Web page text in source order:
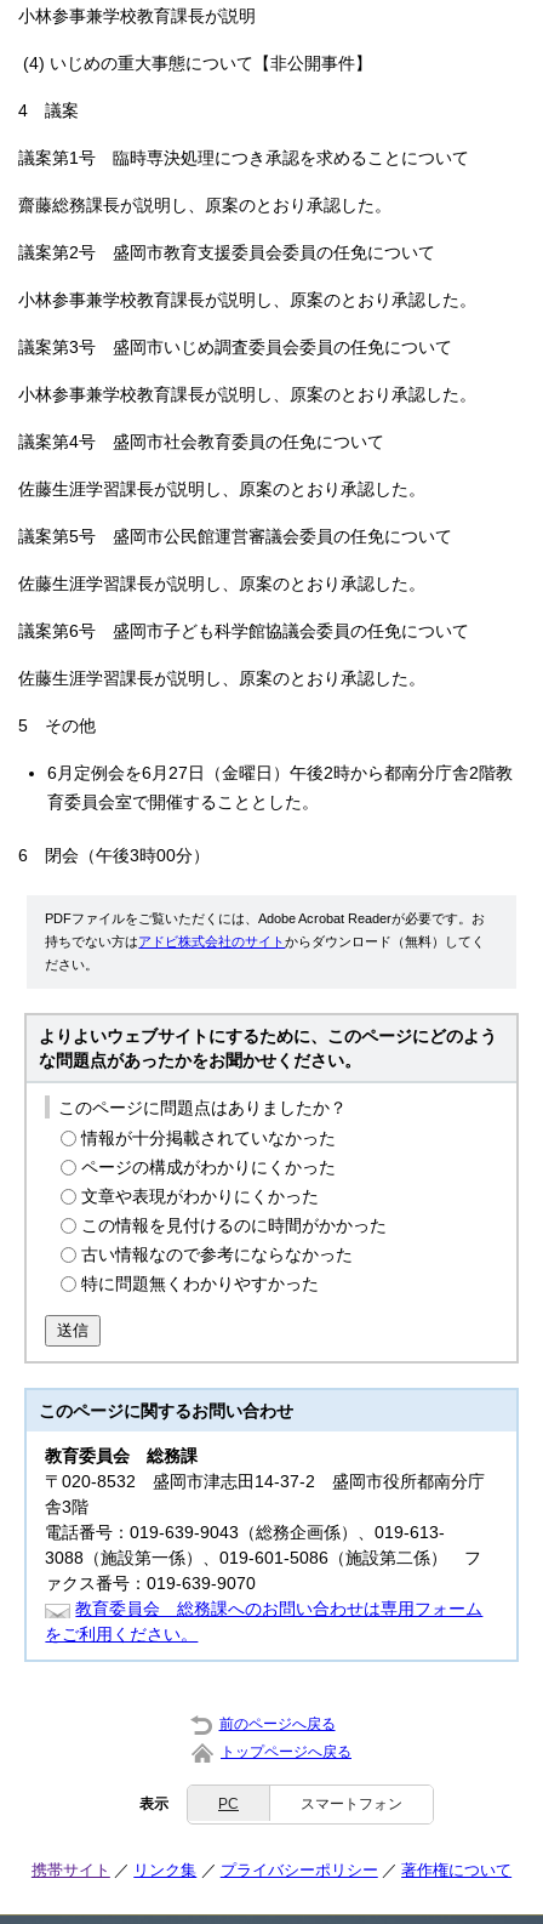
小林参事兼学校教育課長が説明
(4) いじめの重大事態について【非公開事件】
4 議案
議案第1号 臨時専決処理につき承認を求めることについて
齋藤総務課長が説明し、原案のとおり承認した。
議案第2号 盛岡市教育支援委員会委員の任免について
小林参事兼学校教育課長が説明し、原案のとおり承認した。
議案第3号 盛岡市いじめ調査委員会委員の任免について
小林参事兼学校教育課長が説明し、原案のとおり承認した。
議案第4号 盛岡市社会教育委員の任免について
佐藤生涯学習課長が説明し、原案のとおり承認した。
議案第5号 盛岡市公民館運営審議会委員の任免について
佐藤生涯学習課長が説明し、原案のとおり承認した。
議案第6号 盛岡市子ども科学館協議会委員の任免について
佐藤生涯学習課長が説明し、原案のとおり承認した。
5 その他
6月定例会を6月27日（金曜日）午後2時から都南分庁舎2階教
育委員会室で開催することとした。
6 閉会（午後3時00分）
PDFファイルをご覧いただくには、Adobe Acrobat Readerが必要です。お
持ちでない方はアドビ株式会社のサイトからダウンロード（無料）してく
ださい。
よりよいウェブサイトにするために、このページにどのよう
な問題点があったかをお聞かせください。
このページに問題点はありましたか？
情報が十分掲載されていなかった
ページの構成がわかりにくかった
文章や表現がわかりにくかった
この情報を見付けるのに時間がかかった
古い情報なので参考にならなかった
特に問題無くわかりやすかった
送信
このページに関するお問い合わせ
教育委員会総務課
〒020-8532 盛岡市津志田14-37-2 盛岡市役所都南分庁
舎3階
電話番号：019-639-9043（総務企画係）、019-613-
3088（施設第一係）、019-601-5086（施設第二係） フ
ァクス番号：019-639-9070
教育委員会 総務課へのお問い合わせは専用フォーム
をご利用ください。
前のページへ戻る
トップページへ戻る
表示 PC スマートフォン
携帯サイト リンク集 プライバシーポリシー 著作権について